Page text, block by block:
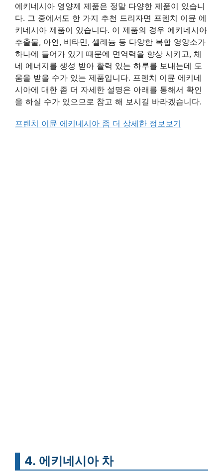
에키네시아 영양제 제품은 정말 다양한 제품이 있습니
다. 그 중에서도 한 가지 추천 드리자면 프렌치 이뮨 에
키네시아 제품이 있습니다. 이 제품의 경우 에키네시아
추출물, 아연, 비타민, 셀레늄 등 다양한 복합 영양소가
하나에 들어가 있기 때문에 면역력을 향상 시키고, 체
네 에너지를 생성 받아 활력 있는 하루를 보내는데 도
움을 받을 수가 있는 제품입니다. 프렌치 이뮨 에키네
시아에 대한 좀 더 자세한 설명은 아래를 통해서 확인
을 하실 수가 있으므로 참고 해 보시길 바라겠습니다.
프렌치 이뮨 에키네시아 좀 더 상세한 정보보기
4. 에키네시아 차